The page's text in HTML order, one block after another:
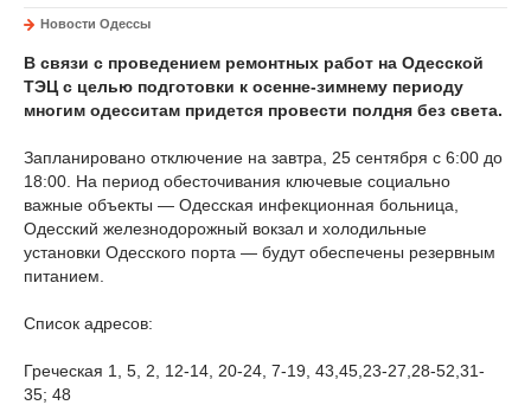
Новости Одессы
В связи с проведением ремонтных работ на Одесской
ТЭЦ с целью подготовки к осенне-зимнему периоду
многим одесситам придется провести полдня без света.
Запланировано отключение на завтра, 25 сентября с 6:00 до
18:00. На период обесточивания ключевые социально
важные объекты — Одесская инфекционная больница,
Одесский железнодорожный вокзал и холодильные
установки Одесского порта — будут обеспечены резервным
питанием.
Список адресов:
Греческая 1, 5, 2, 12-14, 20-24, 7-19, 43,45,23-27,28-52,31-
35; 48